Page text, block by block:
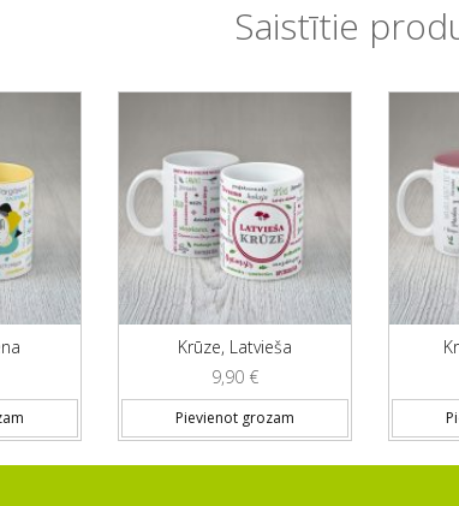
Saistītie
Krūze, Latvieša
9,90 €
Pievienot grozam